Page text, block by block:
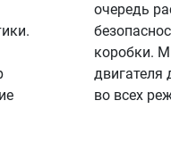
очередь
коробки.
двигателя
во всех